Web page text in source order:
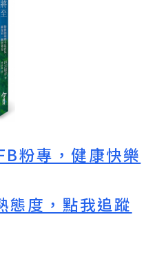
粉專，健康快樂
態度，點我追蹤